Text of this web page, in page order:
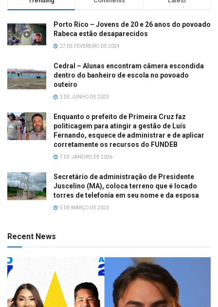
Porto Rico – Jovens de 20 e 26 anos do povoado
Rabeca estão desaparecidos
27 DE FEVEREIRO DE 2024
Cedral – Alunas encontram câmera escondida
dentro do banheiro de escola no povoado
outeiro
3 DE JUNHO DE 2023
Enquanto o prefeito de Primeira Cruz faz
politicagem para atingir a gestão de Luís
Fernando, esquece de administrar e de aplicar
corretamente os recursos do FUNDEB
7 DE JANEIRO DE 2026
Secretário de administração de Presidente
Juscelino (MA), coloca terreno que é locado
torres de telefonia em seu nome e da esposa
5 DE MARÇO DE 2023
Recent News